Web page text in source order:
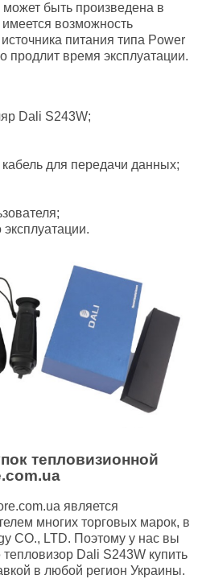
быть произведена в
возможность
питания типа Power
продлит время эксплуатации.
Dali S243W;
для передачи данных;
тепловизионной
является
многих торговых марок, в
CO., LTD. Поэтому у нас вы
Dali S243W купить
в любой регион Украины.